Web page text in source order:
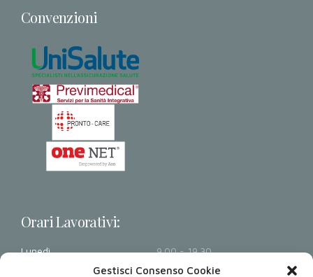
Gestisci Consenso Cookie
Convenzioni
Orari Lavorativi:
Lunedì
9.00 - 19.30
9.00 - 19.30